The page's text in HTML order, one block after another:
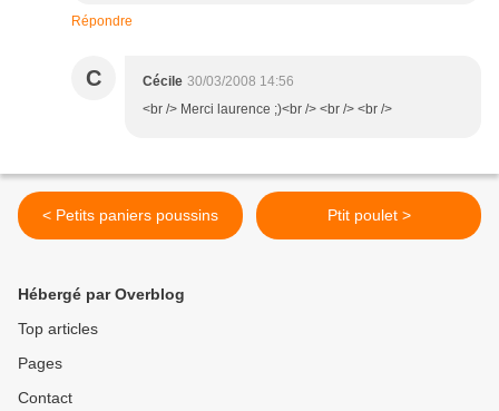
Répondre
C Cécile 30/03/2008 14:56
<br /> Merci laurence ;)<br /> <br /> <br />
< Petits paniers poussins Ptit poulet >
Hébergé par Overblog
Top articles
Pages
Contact